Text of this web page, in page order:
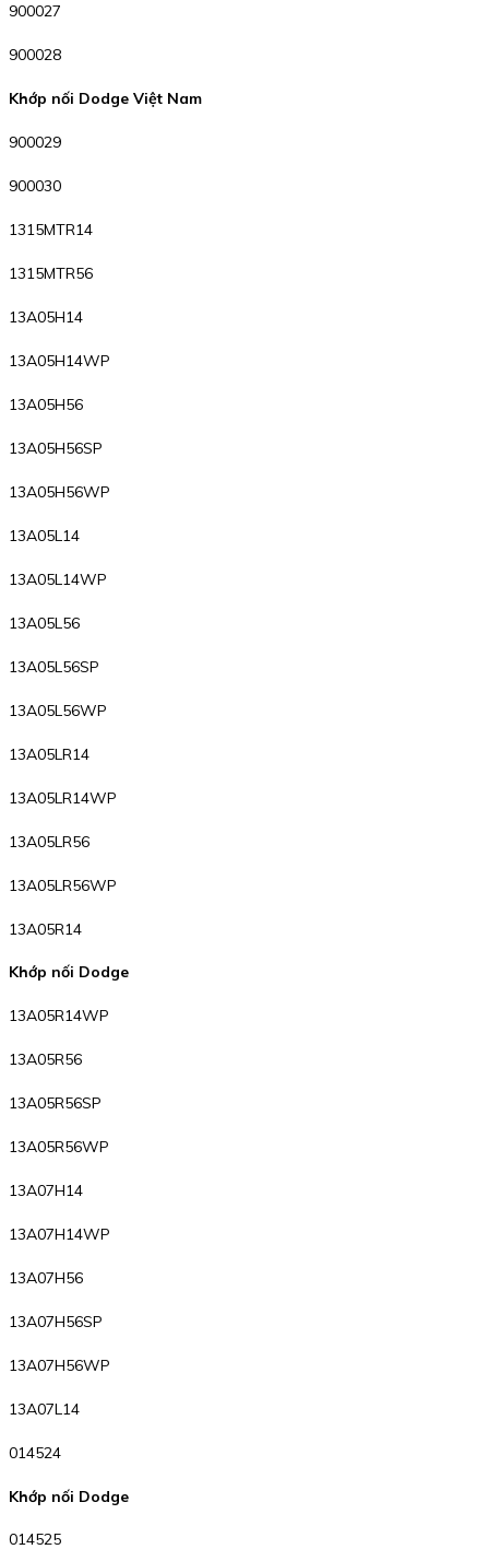
900027
900028
Khớp nối Dodge Việt Nam
900029
900030
1315MTR14
1315MTR56
13A05H14
13A05H14WP
13A05H56
13A05H56SP
13A05H56WP
13A05L14
13A05L14WP
13A05L56
13A05L56SP
13A05L56WP
13A05LR14
13A05LR14WP
13A05LR56
13A05LR56WP
13A05R14
Khớp nối Dodge
13A05R14WP
13A05R56
13A05R56SP
13A05R56WP
13A07H14
13A07H14WP
13A07H56
13A07H56SP
13A07H56WP
13A07L14
014524
Khớp nối Dodge
014525